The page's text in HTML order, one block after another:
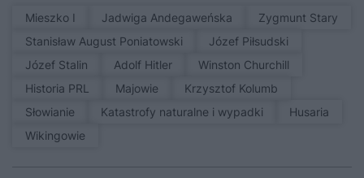
Mieszko I Jadwiga Andegaweńska
Zygmunt Stary
Stanisław August Poniatowski
Józef Piłsudski
Józef Stalin
Adolf Hitler
Winston Churchill
Historia PRL
Majowie
Krzysztof Kolumb
Słowianie
Katastrofy naturalne i wypadki
Husaria
Wikingowie